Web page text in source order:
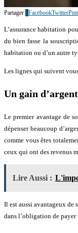
Partager FacebookTwitter
L’assurance habitation
du bien fasse la
habitation ou d’un autre
Les lignes qui suivent
Un gain
Le premier avantage de
dépenser beaucoup
comme vous êtes
ceux qui ont des revenus
Lire Aussi :
Il est aussi avantageux de
dans l’obligation de payer